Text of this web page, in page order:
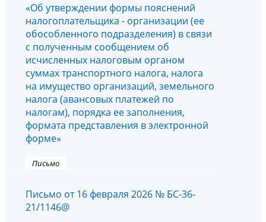
«Об утверждении формы пояснений
налогоплательщика - организации (ее
обособленного подразделения) в связи
с полученным сообщением об
исчисленных налоговым органом
суммах транспортного налога, налога
на имущество организаций, земельного
налога (авансовых платежей по
налогам), порядка ее заполнения,
формата представления в электронной
форме»
Письмо
Письмо от 16 февраля 2026 № БС-36-
21/1146@